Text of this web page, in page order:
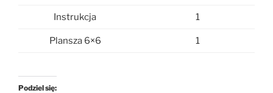
Instrukcja 1
Plansza 6×6 1
Podziel się: